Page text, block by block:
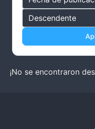
¡No se encontraron